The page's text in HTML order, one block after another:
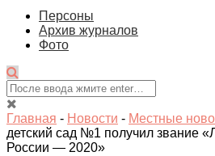
Персоны
Архив журналов
Фото
Главная - Новости - Местные
детский сад №1 получил звание
России — 2020»